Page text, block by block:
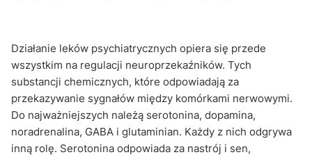
Działanie leków psychiatrycznych opiera się przede
wszystkim na regulacji neuroprzekaźników. Tych
substancji chemicznych, które odpowiadają za
przekazywanie sygnałów między komórkami nerwowymi.
Do najważniejszych należą serotonina, dopamina,
noradrenalina, GABA i glutaminian. Każdy z nich odgrywa
inną rolę. Serotonina odpowiada za nastrój i sen,